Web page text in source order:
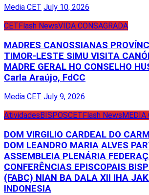
Media CET July 10, 2026
CETFlash NewsVIDA CONSAGRADA
MADRES CANOSSIANAS
TIMOR-LESTE SIMU VISITA
MADRE GERAL HO CONSELHO
Carla Araújo, FdCC
Media CET July 9, 2026
Atividades BISPOSCET Flash News MEDIA
DOM VIRGILIO CARDEAL DO
DOM LEANDRO MARIA ALVES
ASSEMBLEIA PLENÁRIA
CONFERÊNCIAS EPISCOPAIS
(FABC) NIAN BA DALA XII IHA
INDONESIA